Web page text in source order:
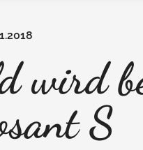
wird
S